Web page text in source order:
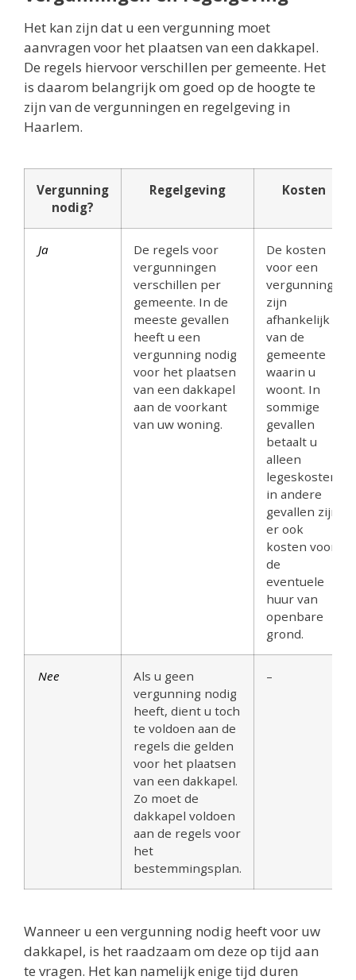
Het kan zijn dat u een vergunning moet
aanvragen voor het plaatsen van een dakkapel.
De regels hiervoor verschillen per gemeente. Het
is daarom belangrijk om goed op de hoogte te
zijn van de vergunningen en regelgeving in
Haarlem.
Vergunning
nodig?
Regelgeving Kosten
Ja
De regels voor
vergunningen
verschillen per
gemeente. In de
meeste gevallen
heeft u een
vergunning nodig
voor het plaatsen
van een dakkapel
aan de voorkant
van uw woning.
De kosten
voor een
vergunning
zijn
afhankelijk
van de
gemeente
waarin u
woont. In
sommige
gevallen
betaalt u
alleen
legeskosten,
in andere
gevallen zijn
er ook
kosten voor
de
eventuele
huur van
openbare
grond.
Nee
Als u geen
vergunning nodig
heeft, dient u toch
te voldoen aan de
regels die gelden
voor het plaatsen
van een dakkapel.
Zo moet de
dakkapel voldoen
aan de regels voor
het
bestemmingsplan.
–
Wanneer u een vergunning nodig heeft voor uw
dakkapel, is het raadzaam om deze op tijd aan
te vragen. Het kan namelijk enige tijd duren